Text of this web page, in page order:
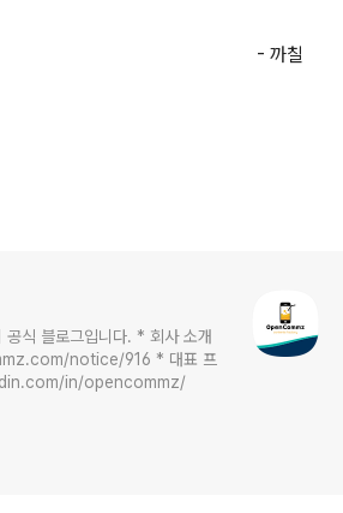
칠
로그입니다. * 회사 소개
notice/916 * 대표 프
in/opencommz/